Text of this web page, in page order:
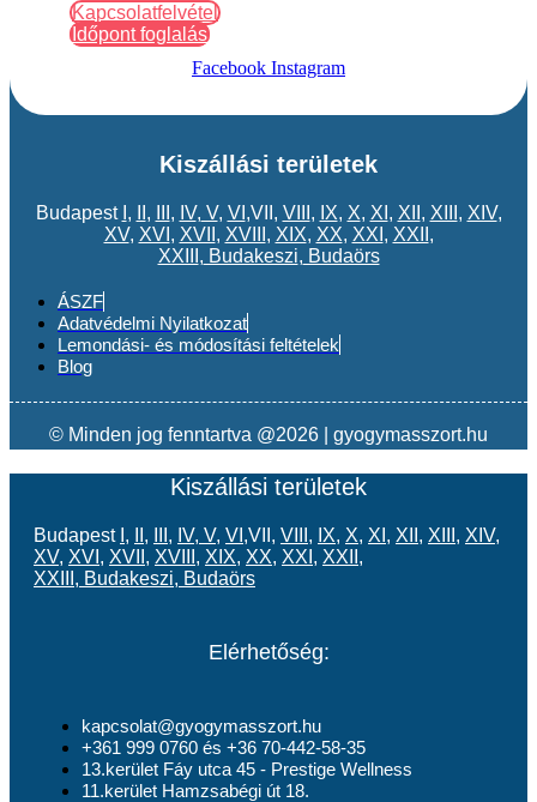
Kapcsolatfelvétel
Időpont foglalás
Facebook Instagram
Kiszállási területek
Budapest , , , IV, V, VI ,VII, VIII , IX, X, XI , XII , XIII , XIV,
XV, XVI , XVII , XVIII , XIX, XX, XXI , XXII ,
XXIII , Budakeszi, Budaörs
ÁSZF
Adatvédelmi Nyilatkozat
Lemondási- és módosítási feltételek
Blog
© Minden jog fenntartva @2026 | gyogymasszort.hu
Kiszállási területek
Budapest , , , IV, V, VI ,VII, VIII , IX, X, XI , XII , XIII , XIV,
XV, XVI , XVII , XVIII , XIX, XX, XXI , XXII ,
XXIII , Budakeszi, Budaörs
Elérhetőség:
kapcsolat@gyogymasszort.hu
+361 999 0760 és +36 70-442-58-35
13.kerület Fáy utca 45 - Prestige Wellness
11.kerület Hamzsabégi út 18.